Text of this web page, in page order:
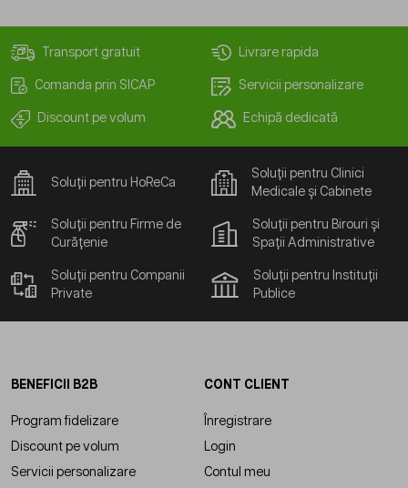
Transport gratuit Livrare rapida
Comanda prin SICAP Servicii personalizare
Discount pe volum Echipă dedicată
Soluții pentru HoReCa
Soluții pentru Clinici
Medicale și Cabinete
Soluții pentru Firme de
Curățenie
Soluții pentru Birouri și
Spații Administrative
Soluții pentru Companii
Private
Soluții pentru Instituții
Publice
BENEFICII B2B
Program fidelizare
Discount pe volum
Servicii personalizare
CONT CLIENT
Înregistrare
Login
Contul meu